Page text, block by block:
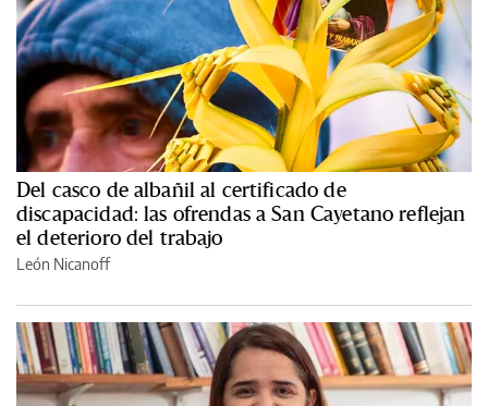
Del casco de albañil al certificado de
discapacidad: las ofrendas a San Cayetano reflejan
el deterioro del trabajo
León Nicanoff